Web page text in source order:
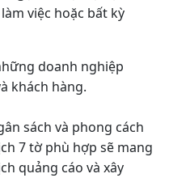
việc hoặc bất kỳ
doanh nghiệp
khách hàng.
sách và phong cách
7 tờ phù hợp sẽ mang
quảng cáo và xây